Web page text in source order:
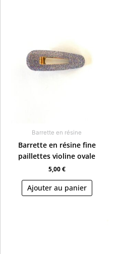
Barrette en résine
Barrette en résine fine
paillettes violine ovale
5,00€
Ajouter au panier